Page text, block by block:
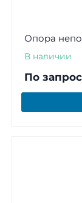
Опора
В наличии
По